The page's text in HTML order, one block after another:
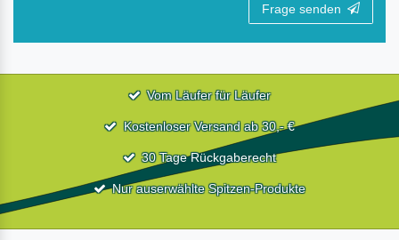
Frage senden
Vom Läufer für Läufer
Kostenloser Versand ab 30,- €
30 Tage Rückgaberecht
Nur auserwählte Spitzen-Produkte